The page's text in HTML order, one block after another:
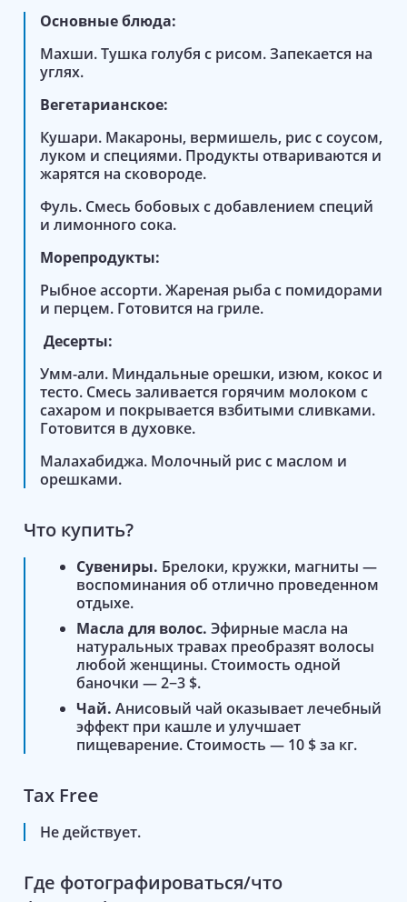
Основные блюда:
Махши. Тушка голубя с рисом. Запекается на
углях.
Вегетарианское:
Кушари. Макароны, вермишель, рис с соусом,
луком и специями. Продукты отвариваются и
жарятся на сковороде.
Фуль. Смесь бобовых с добавлением специй
и лимонного сока.
Морепродукты:
Рыбное ассорти. Жареная рыба с помидорами
и перцем. Готовится на гриле.
Десерты:
Умм-али. Миндальные орешки, изюм, кокос и
тесто. Смесь заливается горячим молоком с
сахаром и покрывается взбитыми сливками.
Готовится в духовке.
Малахабиджа. Молочный рис с маслом и
орешками.
Что купить?
Сувениры. Брелоки, кружки, магниты —
воспоминания об отлично проведенном
отдыхе.
Масла для волос. Эфирные масла на
натуральных травах преобразят волосы
любой женщины. Стоимость одной
баночки — 2−3 $.
Чай. Анисовый чай оказывает лечебный
эффект при кашле и улучшает
пищеварение. Стоимость — 10 $ за кг.
Tax Free
Не действует.
Где фотографироваться/что